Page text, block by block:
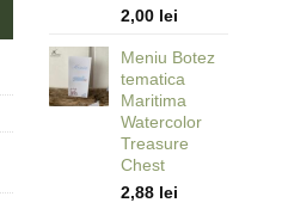
2,00 lei
Meniu Botez
tematica
Maritima
Watercolor
Treasure
Chest
2,88 lei